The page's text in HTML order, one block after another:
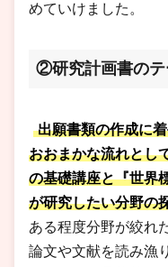
めていけました。
②研究計画書のテ
出願書類の作成に
おおまかな流れとし
の基礎講座と『世界
が研究したい分野の
ある程度分野が絞れ
論文や文献を読み漁